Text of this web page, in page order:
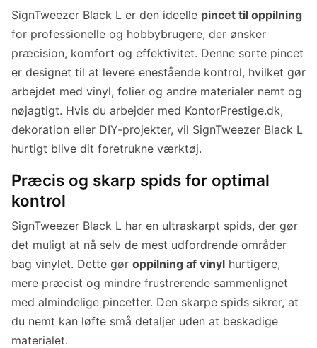
SignTweezer Black L er den ideelle pincet til oppilning
for professionelle og hobbybrugere, der ønsker
præcision, komfort og effektivitet. Denne sorte pincet
er designet til at levere enestående kontrol, hvilket gør
arbejdet med vinyl, folier og andre materialer nemt og
nøjagtigt. Hvis du arbejder med KontorPrestige.dk,
dekoration eller DIY-projekter, vil SignTweezer Black L
hurtigt blive dit foretrukne værktøj.
Præcis og skarp spids for optimal
kontrol
SignTweezer Black L har en ultraskarpt spids, der gør
det muligt at nå selv de mest udfordrende områder
bag vinylet. Dette gør oppilning af vinyl hurtigere,
mere præcist og mindre frustrerende sammenlignet
med almindelige pincetter. Den skarpe spids sikrer, at
du nemt kan løfte små detaljer uden at beskadige
materialet.